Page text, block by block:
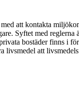
att kontakta
Syftet med reglerna
bostäder finns
livsmedel att